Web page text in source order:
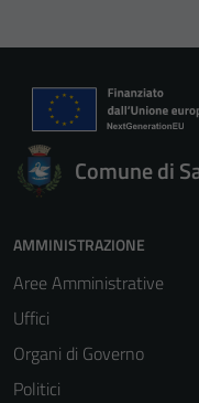
Comune di
AMMINISTRAZIONE
Aree Amministrative
Uffici
Organi di Governo
Politici